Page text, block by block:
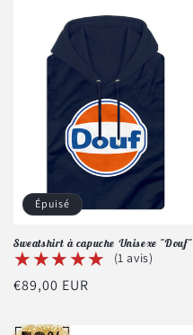
Épuisé
Sweatshirt à capuche Unisexe "Douf"
★★★★★
★★★★★ (1 avis)
Prix
€89,00 EUR